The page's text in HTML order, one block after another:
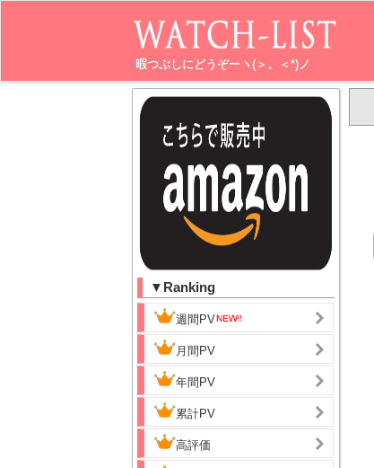
暇つぶしにどうぞーヽ(＞。＜*)ノ
▼Ranking
週間PV
月間PV
年間PV
累計PV
高評価